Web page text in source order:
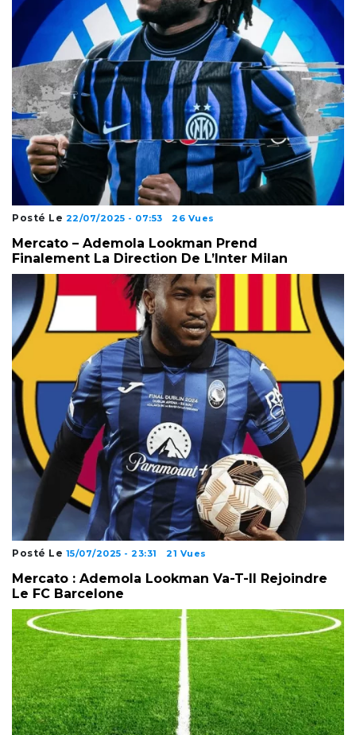
Posté Le 22/07/2025 - 07:53 26 Vues
Mercato – Ademola Lookman Prend
Finalement La Direction De L’Inter Milan
Posté Le 15/07/2025 - 23:31 21 Vues
Mercato : Ademola Lookman Va-T-Il Rejoindre
Le FC Barcelone